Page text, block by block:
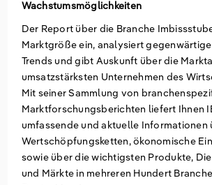
Wachstumsmöglichkeiten
Der Report über die Branche
Marktgröße ein, analysiert
Trends und gibt Auskunft über die
umsatzstärksten Unternehmen des
Mit seiner Sammlung von
Marktforschungsberichten liefert Ihnen
umfassende und aktuelle Informationen
Wertschöpfungsketten, ökonomische
sowie über die wichtigsten Produkte,
und Märkte in mehreren Hundert
Groß- und Einzelhandel
Information und Kommunikation
Freiberufliche, wissenschaftliche und
Dienstleistungen
Deutschland
Italien
Irland
Spanien
Vereinigtes Königreich
Marketing
Private Equity
Sales Vertrieb
Bibliotheken